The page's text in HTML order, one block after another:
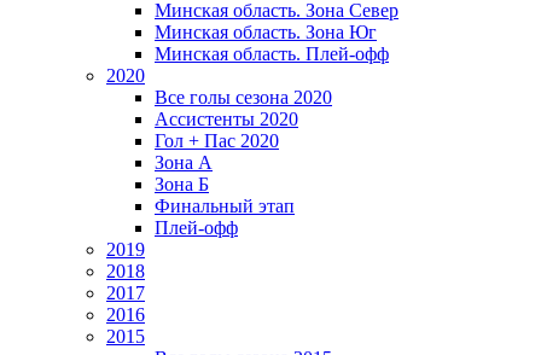
Минская область. Зона Север
Минская область. Зона Юг
Минская область. Плей-офф
2020
Все голы сезона 2020
Ассистенты 2020
Гол + Пас 2020
Зона А
Зона Б
Финальный этап
Плей-офф
2019
2018
2017
2016
2015